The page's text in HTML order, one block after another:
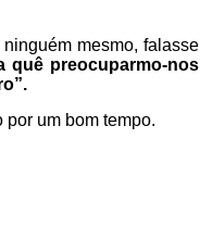
mesmo, falasse
quê preocuparmo-nos
um bom tempo.